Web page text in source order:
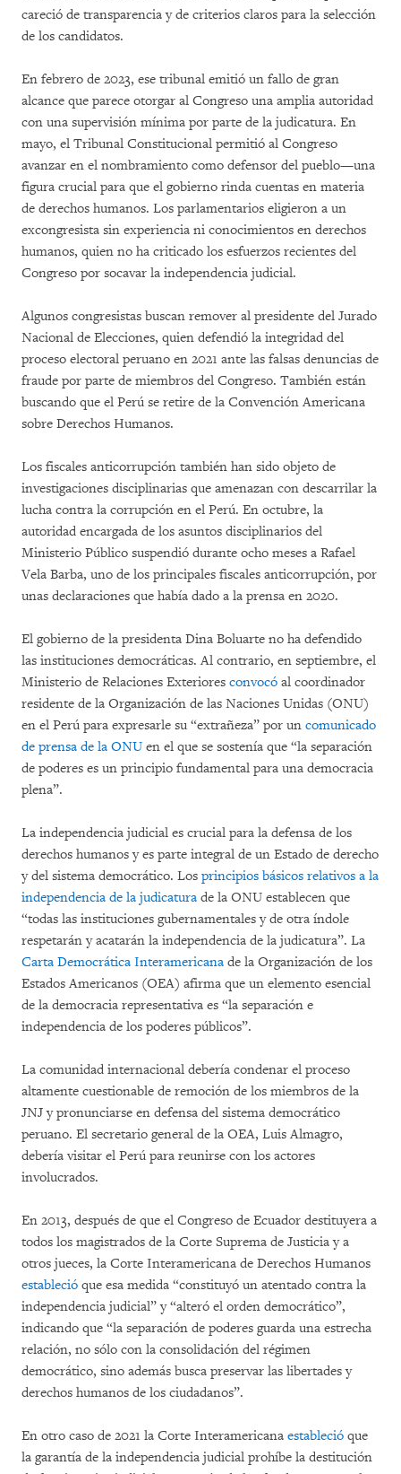
careció de transparencia y de criterios claros para la selección
de los candidatos.
En febrero de 2023, ese tribunal emitió un fallo de gran
alcance que parece otorgar al Congreso una amplia autoridad
con una supervisión mínima por parte de la judicatura. En
mayo, el Tribunal Constitucional permitió al Congreso
avanzar en el nombramiento como defensor del pueblo—una
figura crucial para que el gobierno rinda cuentas en materia
de derechos humanos. Los parlamentarios eligieron a un
excongresista sin experiencia ni conocimientos en derechos
humanos, quien no ha criticado los esfuerzos recientes del
Congreso por socavar la independencia judicial.
Algunos congresistas buscan remover al presidente del Jurado
Nacional de Elecciones, quien defendió la integridad del
proceso electoral peruano en 2021 ante las falsas denuncias de
fraude por parte de miembros del Congreso. También están
buscando que el Perú se retire de la Convención Americana
sobre Derechos Humanos.
Los fiscales anticorrupción también han sido objeto de
investigaciones disciplinarias que amenazan con descarrilar la
lucha contra la corrupción en el Perú. En octubre, la
autoridad encargada de los asuntos disciplinarios del
Ministerio Público suspendió durante ocho meses a Rafael
Vela Barba, uno de los principales fiscales anticorrupción, por
unas declaraciones que había dado a la prensa en 2020.
El gobierno de la presidenta Dina Boluarte no ha defendido
las instituciones democráticas. Al contrario, en septiembre, el
Ministerio de Relaciones Exteriores convocó al coordinador
residente de la Organización de las Naciones Unidas (ONU)
en el Perú para expresarle su “extrañeza” por un comunicado
de prensa de la ONU en el que se sostenía que “la separación
de poderes es un principio fundamental para una democracia
plena”.
La independencia judicial es crucial para la defensa de los
derechos humanos y es parte integral de un Estado de derecho
y del sistema democrático. Los principios básicos relativos a la
independencia de la judicatura de la ONU establecen que
“todas las instituciones gubernamentales y de otra índole
respetarán y acatarán la independencia de la judicatura”. La
Carta Democrática Interamericana de la Organización de los
Estados Americanos (OEA) afirma que un elemento esencial
de la democracia representativa es “la separación e
independencia de los poderes públicos”.
La comunidad internacional debería condenar el proceso
altamente cuestionable de remoción de los miembros de la
JNJ y pronunciarse en defensa del sistema democrático
peruano. El secretario general de la OEA, Luis Almagro,
debería visitar el Perú para reunirse con los actores
involucrados.
En 2013, después de que el Congreso de Ecuador destituyera a
todos los magistrados de la Corte Suprema de Justicia y a
otros jueces, la Corte Interamericana de Derechos Humanos
estableció que esa medida “constituyó un atentado contra la
independencia judicial” y “alteró el orden democrático”,
indicando que “la separación de poderes guarda una estrecha
relación, no sólo con la consolidación del régimen
democrático, sino además busca preservar las libertades y
derechos humanos de los ciudadanos”.
En otro caso de 2021 la Corte Interamericana estableció que
la garantía de la independencia judicial prohíbe la destitución